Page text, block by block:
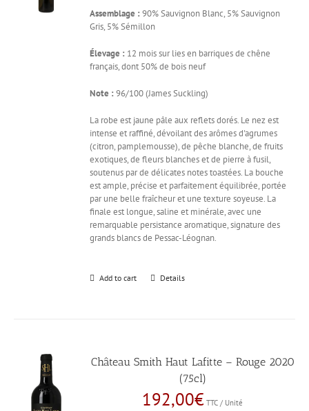
Assemblage : 90% Sauvignon Blanc, 5% Sauvignon
Gris, 5% Sémillon
Élevage : 12 mois sur lies en barriques de chêne
français, dont 50% de bois neuf
Note : 96/100 (James Suckling)
La robe est jaune pâle aux reflets dorés. Le nez est
intense et raffiné, dévoilant des arômes d'agrumes
(citron, pamplemousse), de pêche blanche, de fruits
exotiques, de fleurs blanches et de pierre à fusil,
soutenus par de délicates notes toastées. La bouche
est ample, précise et parfaitement équilibrée, portée
par une belle fraîcheur et une texture soyeuse. La
finale est longue, saline et minérale, avec une
remarquable persistance aromatique, signature des
grands blancs de Pessac-Léognan.
Add to cart Details
Château Smith Haut Lafitte – Rouge 2020
(75cl)
192,00€ TTC / Unité